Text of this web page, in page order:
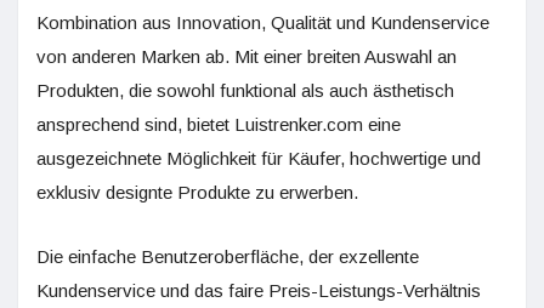
Kombination aus Innovation, Qualität und Kundenservice
von anderen Marken ab. Mit einer breiten Auswahl an
Produkten, die sowohl funktional als auch ästhetisch
ansprechend sind, bietet Luistrenker.com eine
ausgezeichnete Möglichkeit für Käufer, hochwertige und
exklusiv designte Produkte zu erwerben.
Die einfache Benutzeroberfläche, der exzellente
Kundenservice und das faire Preis-Leistungs-Verhältnis